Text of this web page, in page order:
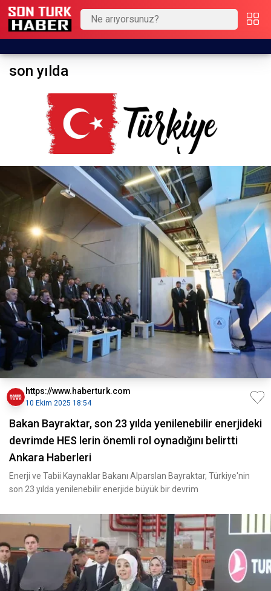
son yılda
https://www.haberturk.com
10 Ekim 2025 18:54
Bakan Bayraktar, son 23 yılda yenilenebilir enerjideki
devrimde HES lerin önemli rol oynadığını belirtti
Ankara Haberleri
Enerji ve Tabii Kaynaklar Bakanı Alparslan Bayraktar, Türkiye'nin
son 23 yılda yenilenebilir enerjide büyük bir devrim